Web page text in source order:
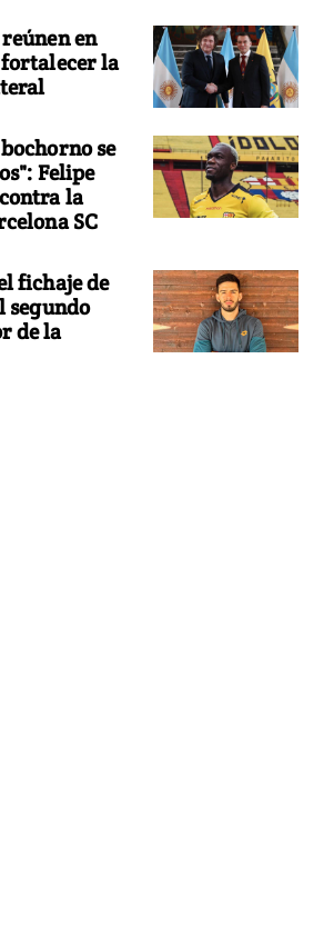
en
la
se
Felipe
la
SC
fichaje de
segundo
de la